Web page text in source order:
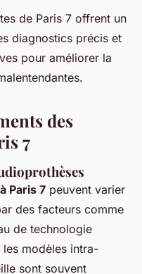
de Paris 7 offrent un
diagnostics précis et
pour améliorer la
des
7
Paris 7 peuvent varier
des facteurs comme
de technologie
modèles intra-
sont souvent